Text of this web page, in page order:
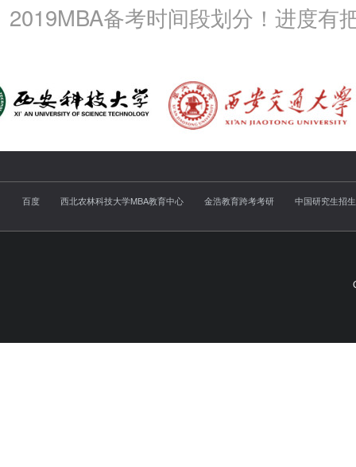
2019MBA备考时间段划分！进度有
百度 西北农林科技大学MBA教育中心 金浩教育跨考考研 中国研究生招